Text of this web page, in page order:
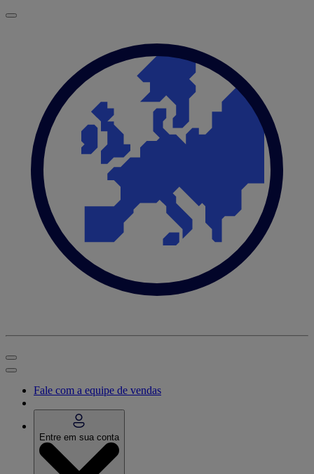
Fale com a equipe de vendas
Entre em sua conta